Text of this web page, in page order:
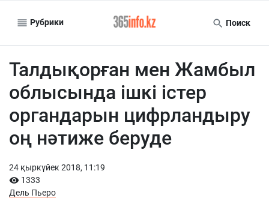
Рубрики Поиск
Талдықорған мен Жамбыл
облысында ішкі істер
органдарын цифрландыру
оң нәтиже беруде
24 қыркүйек 2018, 11:19
1333
Дель Пьеро